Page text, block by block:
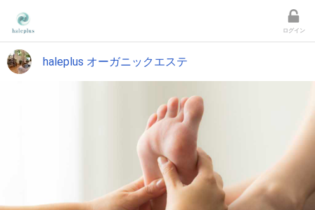
ログイン
haleplus オーガニックエステ